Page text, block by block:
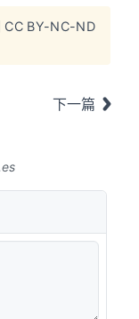
CC BY-NC-ND
下一篇